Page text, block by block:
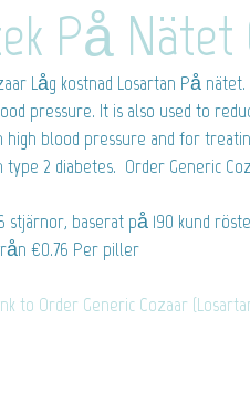
På Nätet
Låg kostnad Losartan På
pressure. It is also used to
high blood pressure and for
type 2 diabetes. Order Generic
stjärnor, baserat på 190 kund
€0.76 Per piller
to Order Generic Cozaar